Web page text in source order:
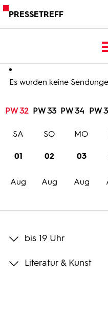
PRESSETREFF
Es wurden keine
PW 32 PW 33 PW 34 PW
01
Aug
SA
02
Aug
SO
03
Aug
MO
bis 19 Uhr
Literatur & Kunst